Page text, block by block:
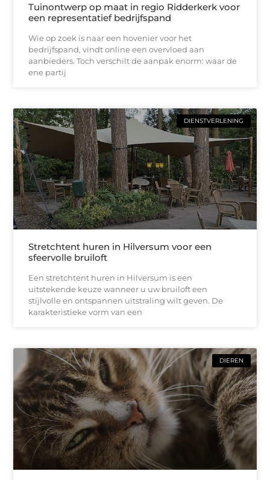
Tuinontwerp op maat in regio Ridderkerk voor
een representatief bedrijfspand
Wie op zoek is naar een hovenier voor het
bedrijfspand, vindt online een overvloed aan
aanbieders. Toch verschilt de aanpak enorm: waar de
ene partij
DIENSTVERLENING
Stretchtent huren in Hilversum voor een
sfeervolle bruiloft
Een stretchtent huren in Hilversum is een
uitstekende keuze wanneer u uw bruiloft een
stijlvolle en ontspannen uitstraling wilt geven. De
karakteristieke vorm van een
DIEREN